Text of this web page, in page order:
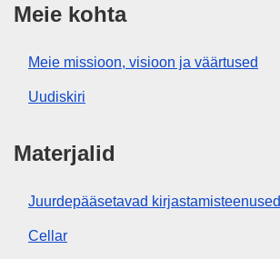
Meie kohta
Meie missioon, visioon ja väärtused
Uudiskiri
Materjalid
Juurdepääsetavad kirjastamisteenused
Cellar